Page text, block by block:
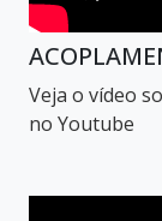
Veja o vídeo
no Youtube